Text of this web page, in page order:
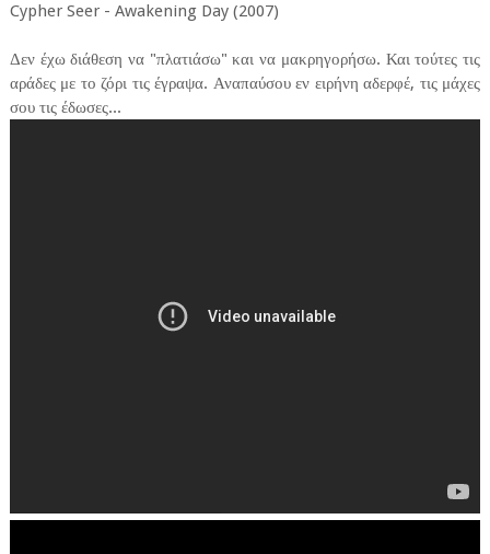
Cypher Seer - Awakening Day (2007)
Δεν έχω διάθεση να "πλατιάσω" και να μακρηγορήσω. Και τούτες τις
αράδες με το ζόρι τις έγραψα. Αναπαύσου εν ειρήνη αδερφέ, τις μάχες
σου τις έδωσες...